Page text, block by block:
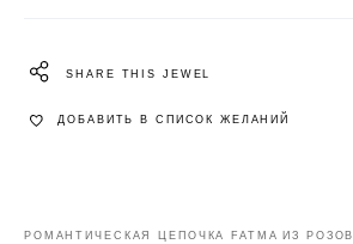
SHARE THIS JEWEL
ДОБАВИТЬ В СПИСОК ЖЕЛАНИЙ
РОМАНТИЧЕСКАЯ ЦЕПОЧКА FATMA ИЗ